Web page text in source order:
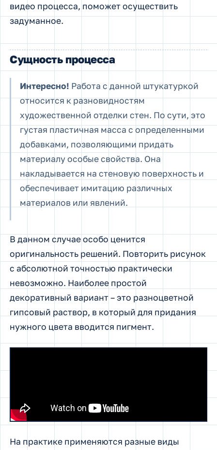
видео процесса, поможет осуществить
задуманное.
Сущность процесса
Интересно! Работа с данной штукатуркой
относится к разновидностям
художественной отделки стен. По сути, это
густая пластичная масса с определенными
добавками, позволяющими придать
материалу особые свойства. Она
накладывается на стеновую поверхность и
обеспечивает имитацию различных
материалов или явлений.
В данном случае особо ценится
оригинальность решений. Повторить рисунок
с абсолютной точностью практически
невозможно. Наиболее простой
декоративный вариант – это разноцветной
гипсовый раствор, в который для придания
нужного цвета вводится пигмент.
На практике применяются разные виды